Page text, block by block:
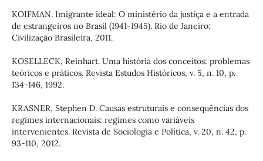
KOIFMAN. Imigrante ideal: O ministério da justiça e a entrada
de estrangeiros no Brasil (1941-1945). Rio de Janeiro:
Civilização Brasileira, 2011.
KOSELLECK, Reinhart. Uma história dos conceitos: problemas
teóricos e práticos. Revista Estudos Históricos, v. 5, n. 10, p.
134-146, 1992.
KRASNER, Stephen D. Causas estruturais e consequências dos
regimes internacionais: regimes como variáveis
intervenientes. Revista de Sociologia e Política, v. 20, n. 42, p.
93-110, 2012.